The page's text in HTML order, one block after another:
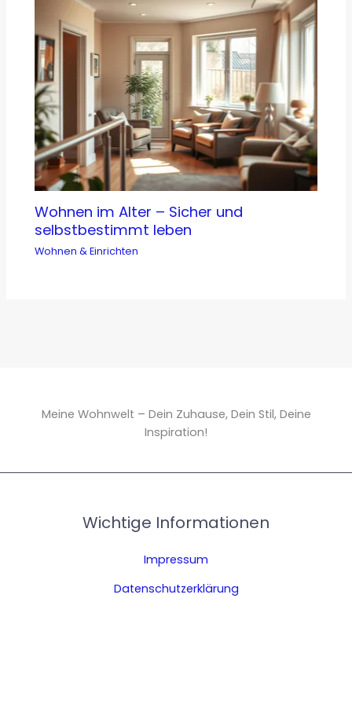
Wohnen im Alter – Sicher und
selbstbestimmt leben
Wohnen & Einrichten
Meine Wohnwelt – Dein Zuhause, Dein Stil, Deine
Inspiration!
Wichtige Informationen
Impressum
Datenschutzerklärung